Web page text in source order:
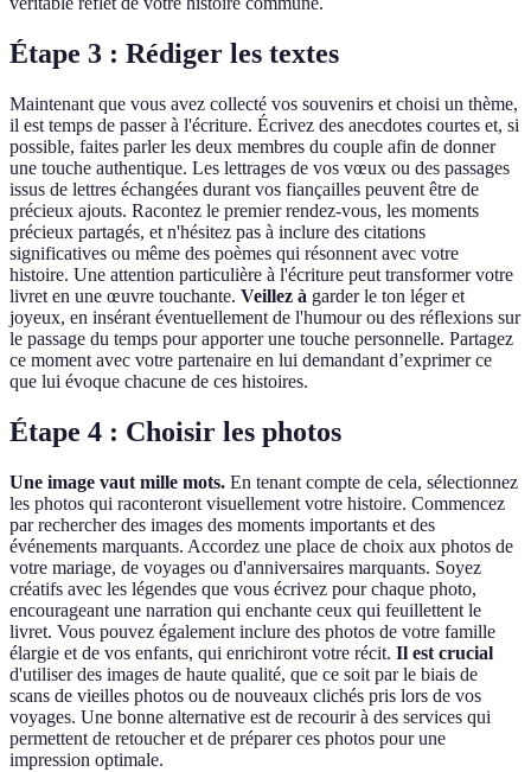
Étape 3 : Rédiger les textes
Maintenant que vous avez collecté vos souvenirs et choisi un thème,
il est temps de passer à l'écriture. Écrivez des anecdotes courtes et, si
possible, faites parler les deux membres du couple afin de donner
une touche authentique. Les lettrages de vos vœux ou des passages
issus de lettres échangées durant vos fiançailles peuvent être de
précieux ajouts. Racontez le premier rendez-vous, les moments
précieux partagés, et n'hésitez pas à inclure des citations
significatives ou même des poèmes qui résonnent avec votre
histoire. Une attention particulière à l'écriture peut transformer votre
livret en une œuvre touchante. Veillez à garder le ton léger et
joyeux, en insérant éventuellement de l'humour ou des réflexions sur
le passage du temps pour apporter une touche personnelle. Partagez
ce moment avec votre partenaire en lui demandant d’exprimer ce
que lui évoque chacune de ces histoires.
Étape 4 : Choisir les photos
Une image vaut mille mots. En tenant compte de cela, sélectionnez
les photos qui raconteront visuellement votre histoire. Commencez
par rechercher des images des moments importants et des
événements marquants. Accordez une place de choix aux photos de
votre mariage, de voyages ou d'anniversaires marquants. Soyez
créatifs avec les légendes que vous écrivez pour chaque photo,
encourageant une narration qui enchante ceux qui feuillettent le
livret. Vous pouvez également inclure des photos de votre famille
élargie et de vos enfants, qui enrichiront votre récit. Il est crucial
d'utiliser des images de haute qualité, que ce soit par le biais de
scans de vieilles photos ou de nouveaux clichés pris lors de vos
voyages. Une bonne alternative est de recourir à des services qui
permettent de retoucher et de préparer ces photos pour une
impression optimale.